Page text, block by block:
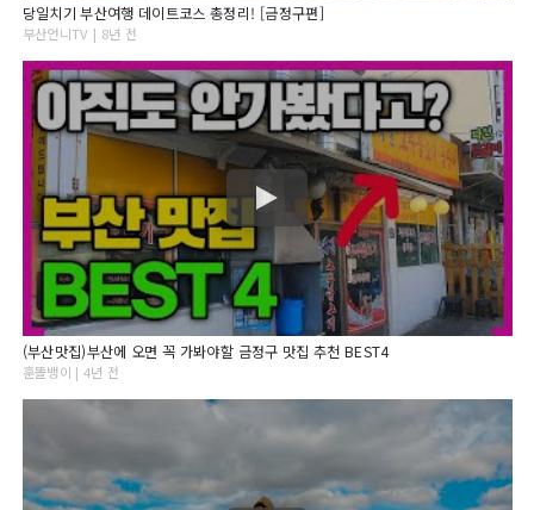
당일치기 부산여행 데이트코스 총정리! [금정구편]
부산언니TV | 8년 전
(부산맛집)부산에 오면 꼭 가봐야할 금정구 맛집 추천 BEST4
훈똘뱅이 | 4년 전